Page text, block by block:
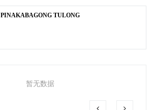
PINAKABAGONG TULONG
暂无数据